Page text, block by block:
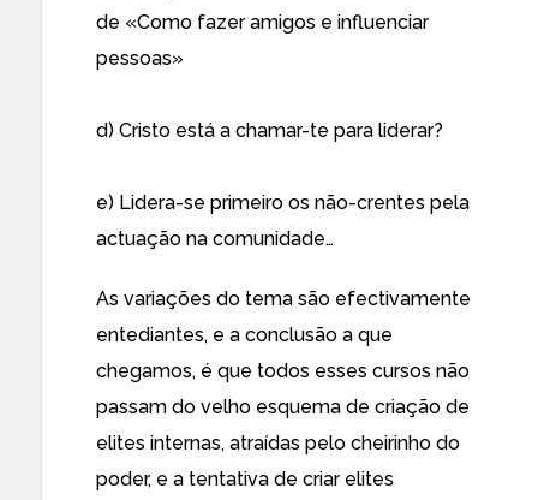
de «Como fazer amigos e influenciar
pessoas»
d) Cristo está a chamar-te para liderar?
e) Lidera-se primeiro os não-crentes pela
actuação na comunidade…
As variações do tema são efectivamente
entediantes, e a conclusão a que
chegamos, é que todos esses cursos não
passam do velho esquema de criação de
elites internas, atraídas pelo cheirinho do
poder, e a tentativa de criar elites